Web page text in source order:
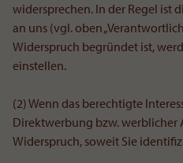
widersprechen. In der Regel ist
an uns (vgl. oben
Widerspruch begründet ist,
einstellen.
(2) Wenn das berechtigte
Direktwerbung bzw. werblicher
Widerspruch, soweit Sie